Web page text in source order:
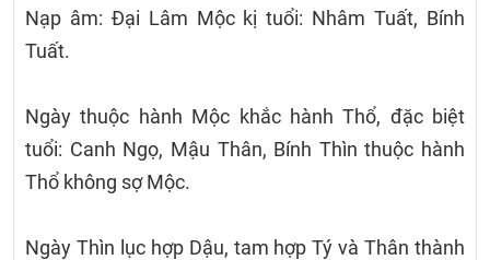
Nạp âm: Đại Lâm Mộc kị tuổi: Nhâm Tuất, Bính
Tuất.
Ngày thuộc hành Mộc khắc hành Thổ, đặc biệt
tuổi: Canh Ngọ, Mậu Thân, Bính Thìn thuộc hành
Thổ không sợ Mộc.
Ngày Thìn lục hợp Dậu, tam hợp Tý và Thân thành